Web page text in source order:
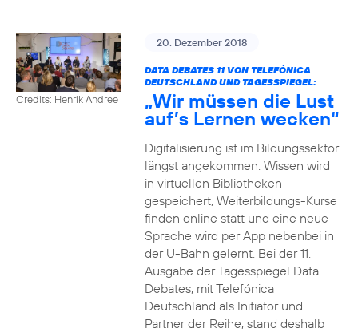
Credits: Henrik Andree
20. Dezember 2018
DATA DEBATES 11 VON TELEFÓNICA
DEUTSCHLAND UND TAGESSPIEGEL:
„Wir müssen die Lust
auf’s Lernen wecken“
Digitalisierung ist im Bildungssektor
längst angekommen: Wissen wird
in virtuellen Bibliotheken
gespeichert, Weiterbildungs-Kurse
finden online statt und eine neue
Sprache wird per App nebenbei in
der U-Bahn gelernt. Bei der 11.
Ausgabe der Tagesspiegel Data
Debates, mit Telefónica
Deutschland als Initiator und
Partner der Reihe, stand deshalb